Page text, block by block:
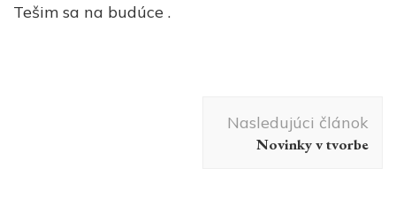
Tešim sa na budúce .
Nasledujúci článok
Novinky v tvorbe